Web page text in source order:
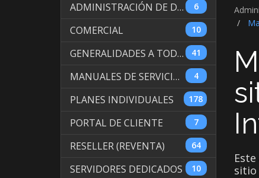
6
ADMINISTRACIÓN DE DOMINIOS INTERNACIONALES
10
COMERCIAL
41
GENERALIDADES A TODOS LOS SERVICIOS
4
MANUALES DE SERVICIO DE WEB HOSTING
178
PLANES INDIVIDUALES
7
PORTAL DE CLIENTE
64
RESELLER (REVENTA)
10
SERVIDORES DEDICADOS
sitio